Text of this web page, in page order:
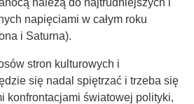
należą do najtrudniejszych i
napięciami w całym roku
i Saturna).
stron kulturowych i
się nadal spiętrzać i trzeba się
konfrontacjami światowej polityki,